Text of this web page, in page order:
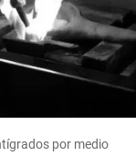
por medio